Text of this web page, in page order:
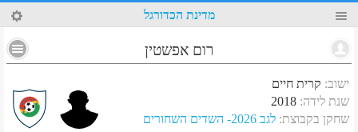
45 מדינת הכדורגל
רום אפשטין
ישוב: קרית חיים
שנת לידה:
2018
שחקן בקבוצת: לגב 2026- השדים השחורים